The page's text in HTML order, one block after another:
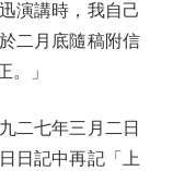
演講時，我自己
二月底隨稿附信
。」
七年三月二日
日記中再記「上